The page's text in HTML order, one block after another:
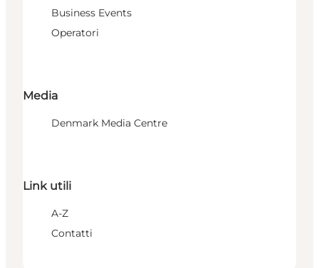
Business Events
Operatori
Media
Denmark Media Centre
Link utili
A-Z
Contatti